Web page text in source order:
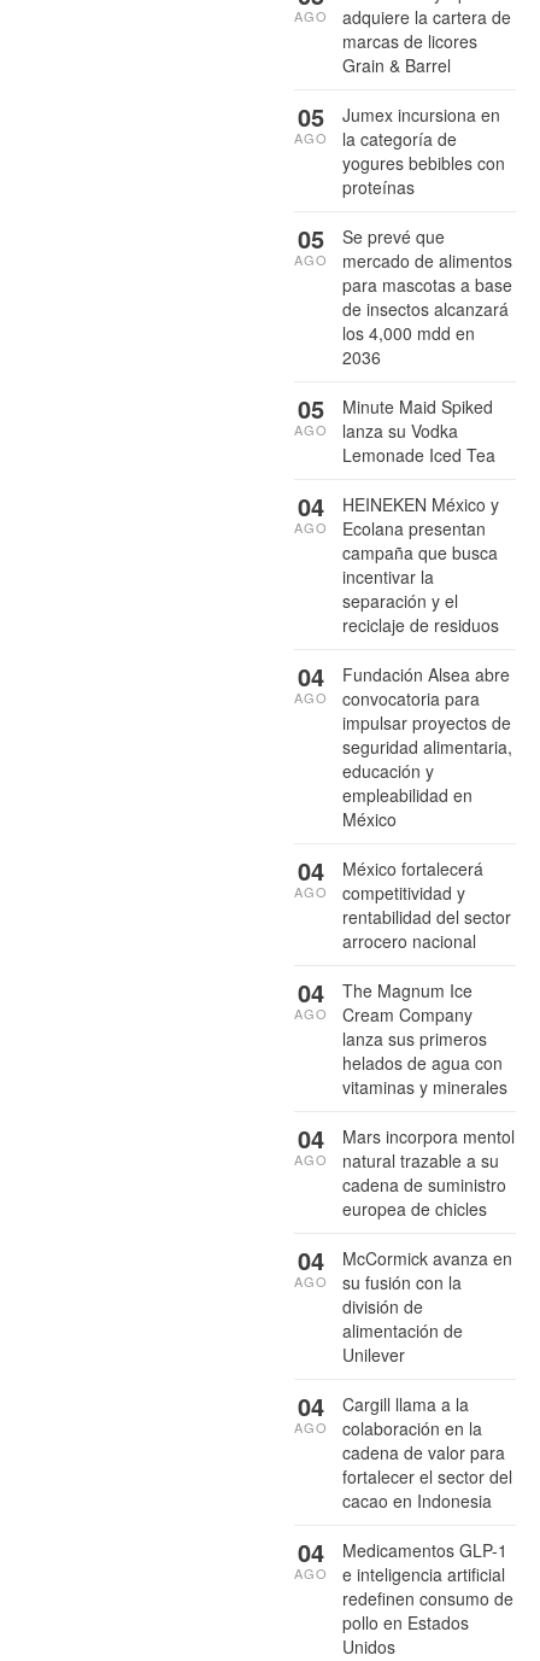
adquiere la cartera de
marcas de licores
Grain & Barrel
AGO
Jumex incursiona en
la categoría de
yogures bebibles con
proteínas
05
AGO
Se prevé que
mercado de alimentos
para mascotas a base
de insectos alcanzará
los 4,000 mdd en
2036
05
AGO
Minute Maid Spiked
lanza su Vodka
Lemonade Iced Tea
05
AGO
HEINEKEN México y
Ecolana presentan
campaña que busca
incentivar la
separación y el
reciclaje de residuos
04
AGO
Fundación Alsea abre
convocatoria para
impulsar proyectos de
seguridad alimentaria,
educación y
empleabilidad en
México
04
AGO
México fortalecerá
competitividad y
rentabilidad del sector
arrocero nacional
04
AGO
The Magnum Ice
Cream Company
lanza sus primeros
helados de agua con
vitaminas y minerales
04
AGO
Mars incorpora mentol
natural trazable a su
cadena de suministro
europea de chicles
04
AGO
McCormick avanza en
su fusión con la
división de
alimentación de
Unilever
04
AGO
Cargill llama a la
colaboración en la
cadena de valor para
fortalecer el sector del
cacao en Indonesia
04
AGO
Medicamentos GLP-1
e inteligencia artificial
redefinen consumo de
pollo en Estados
Unidos
04
AGO